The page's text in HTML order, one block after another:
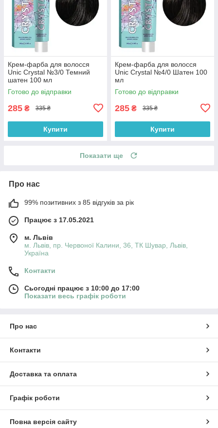
Крем-фарба для волосся
Unic Crystal №3/0 Темний
шатен 100 мл
Готово до відправки
285 ₴ 335 ₴
Купити
Крем-фарба для волосся
Unic Crystal №4/0 Шатен 100
мл
Готово до відправки
285 ₴ 335 ₴
Купити
Показати ще
Про нас
99% позитивних з 85 відгуків за рік
Працює з 17.05.2021
м. Львів
м. Львів, пр. Червоної Калини, 36, ТК Шувар, Львів,
Україна
Контакти
Сьогодні працює з 10:00 до 17:00
Показати весь графік роботи
Про нас
Контакти
Доставка та оплата
Графік роботи
Повна версія сайту